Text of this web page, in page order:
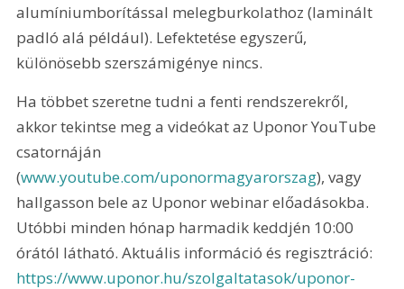
alumíniumborítással melegburkolathoz (laminált
padló alá például). Lefektetése egyszerű,
különösebb szerszámigénye nincs.
Ha többet szeretne tudni a fenti rendszerekről,
akkor tekintse meg a videókat az Uponor YouTube
csatornáján
(www.youtube.com/uponormagyarorszag), vagy
hallgasson bele az Uponor webinar előadásokba.
Utóbbi minden hónap harmadik keddjén 10:00
órától látható. Aktuális információ és regisztráció:
https://www.uponor.hu/szolgaltatasok/uponor-